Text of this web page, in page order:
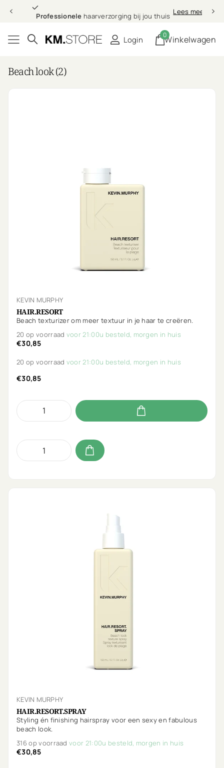
Professionelehaarverzorging bij jou thuis Lees meer
Professionele
Login Winkelwagen
0
Beach look (2)
KEVIN MURPHY
HAIR.RESORT
Beach texturizer om meer textuur in je haar te creëren.
20 op voorraad voor 21:00u besteld, morgen in huis
€30,85
20 op voorraad voor 21:00u besteld, morgen in huis
€30,85
KEVIN MURPHY
HAIR.RESORT.SPRAY
Styling én finishing hairspray voor een sexy en fabulous
beach look.
316 op voorraadvoor 21:00u besteld, morgen in huis
€30,85